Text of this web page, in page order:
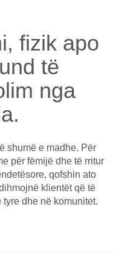
fizik apo
të
nga
shumë e madhe. Për
për fëmijë dhe të rritur
qofshin ato
klientët që të
dhe në komunitet.